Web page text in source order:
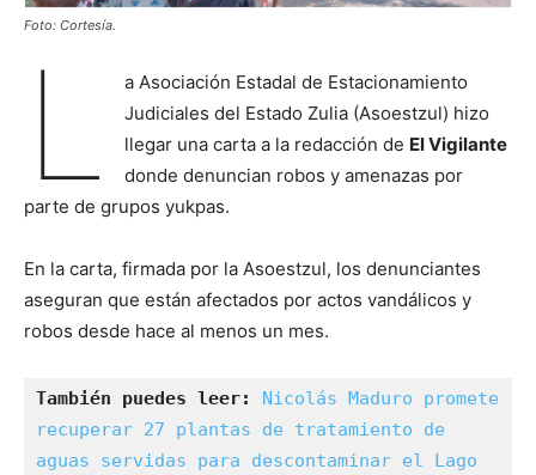
Foto: Cortesía.
L
a Asociación Estadal de Estacionamiento
Judiciales del Estado Zulia (Asoestzul) hizo
llegar una carta a la redacción de El Vigilante
donde denuncian robos y amenazas por
parte de grupos yukpas.
En la carta, firmada por la Asoestzul, los denunciantes
aseguran que están afectados por actos vandálicos y
robos desde hace al menos un mes.
También puedes leer: Nicolás Maduro promete
recuperar 27 plantas de tratamiento de
aguas servidas para descontaminar el Lago